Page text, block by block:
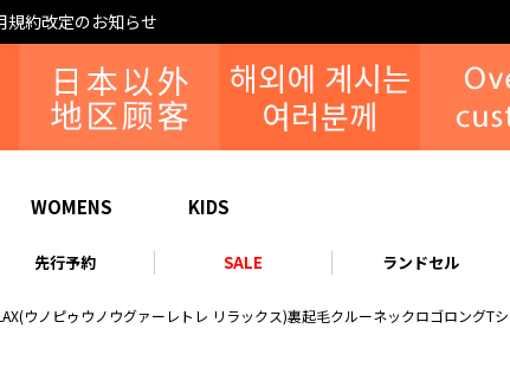
WOMENS KIDS
先行予約 SALE ランドセル
ウノピゥウノウグァーレトレ リラックス)裏起毛クルーネックロゴロング